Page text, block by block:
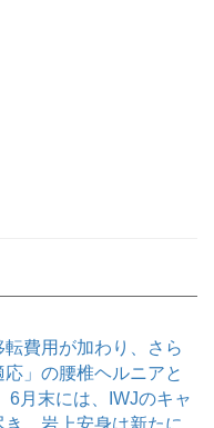
費用が加わり、さら
」の腰椎ヘルニアと
6月末には、IWJのキャ
、岩上安身は新たに